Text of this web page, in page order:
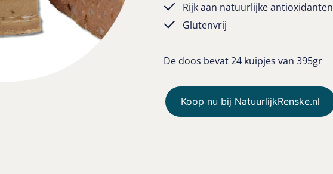
Rijk aan natuurlijke antioxidanten
Glutenvrij
De doos bevat 24 kuipjes van 395gr
Koop nu bij NatuurlijkRenske.nl